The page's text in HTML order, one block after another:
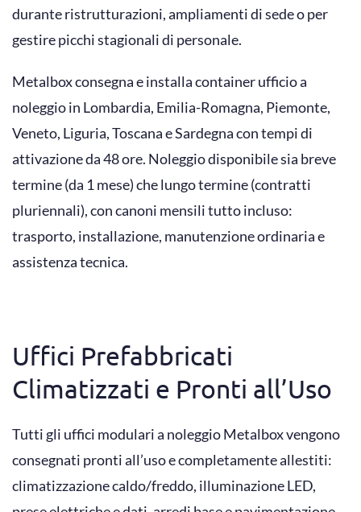
durante ristrutturazioni, ampliamenti di sede o per
gestire picchi stagionali di personale.
Metalbox consegna e installa container ufficio a
noleggio in Lombardia, Emilia-Romagna, Piemonte,
Veneto, Liguria, Toscana e Sardegna con tempi di
attivazione da 48 ore. Noleggio disponibile sia breve
termine (da 1 mese) che lungo termine (contratti
pluriennali), con canoni mensili tutto incluso:
trasporto, installazione, manutenzione ordinaria e
assistenza tecnica.
Uffici Prefabbricati
Climatizzati e Pronti all’Uso
Tutti gli uffici modulari a noleggio Metalbox vengono
consegnati pronti all’uso e completamente allestiti:
climatizzazione caldo/freddo, illuminazione LED,